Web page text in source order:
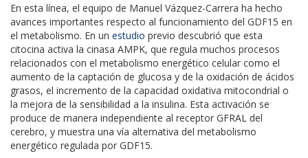
En esta línea, el equipo de Manuel Vázquez-Carrera ha hecho
avances importantes respecto al funcionamiento del GDF15 en
el metabolismo. En un estudio previo descubrió que esta
citocina activa la cinasa AMPK, que regula muchos procesos
relacionados con el metabolismo energético celular como el
aumento de la captación de glucosa y de la oxidación de ácidos
grasos, el incremento de la capacidad oxidativa mitocondrial o
la mejora de la sensibilidad a la insulina. Esta activación se
produce de manera independiente al receptor GFRAL del
cerebro, y muestra una vía alternativa del metabolismo
energético regulada por GDF15.